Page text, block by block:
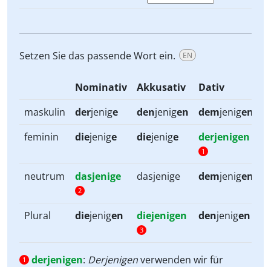
Setzen Sie das passende Wort ein. EN
Nominativ Akkusativ
Dativ
maskulin
derjenige denjenigen demjenigen
feminin
diejenige diejenige derjenigen
1
neutrum dasjenige
2
dasjenige demjenigen
Plural diejenigen diejenigen
3
denjenigen
1 derjenigen: Derjenigenverwenden wir für